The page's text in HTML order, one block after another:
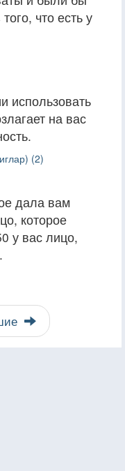
что есть у
использовать
на вас
(2)
дала вам
которое
у вас лицо,